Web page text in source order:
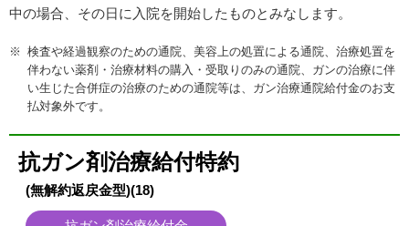
中の場合、その日に入院を開始したものとみなします。
検査や経過観察のための通院、美容上の処置による通院、治療処置を
伴わない薬剤・治療材料の購入・受取りのみの通院、ガンの治療に伴
い生じた合併症の治療のための通院等は、ガン治療通院給付金のお支
払対象外です。
抗ガン剤治療給付特約
(無解約返戻金型)(18)